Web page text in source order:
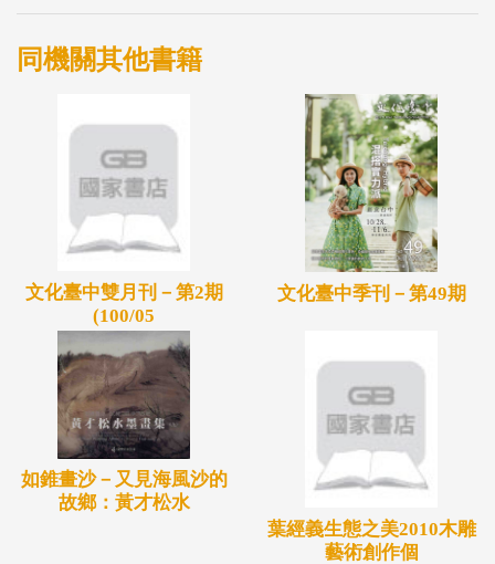
同機關其他書籍
文化臺中雙月刊－第2期
(100/05
文化臺中季刊－第49期
如錐畫沙－又見海風沙的
故鄉：黃才松水
葉經義生態之美2010木雕
藝術創作個